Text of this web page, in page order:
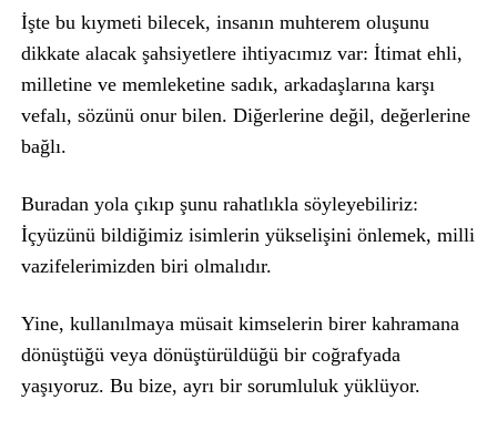
İşte bu kıymeti bilecek, insanın muhterem oluşunu
dikkate alacak şahsiyetlere ihtiyacımız var: İtimat ehli,
milletine ve memleketine sadık, arkadaşlarına karşı
vefalı, sözünü onur bilen. Diğerlerine değil, değerlerine
bağlı.
Buradan yola çıkıp şunu rahatlıkla söyleyebiliriz:
İçyüzünü bildiğimiz isimlerin yükselişini önlemek, milli
vazifelerimizden biri olmalıdır.
Yine, kullanılmaya müsait kimselerin birer kahramana
dönüştüğü veya dönüştürüldüğü bir coğrafyada
yaşıyoruz. Bu bize, ayrı bir sorumluluk yüklüyor.